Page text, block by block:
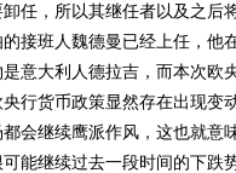
卸任，所以其继任者以及之后
接班人魏德曼已经上任，他
意大利人德拉吉，而本次欧
行货币政策显然存在出现变
会继续鹰派作风，这也就意
能继续过去一段时间的下跌